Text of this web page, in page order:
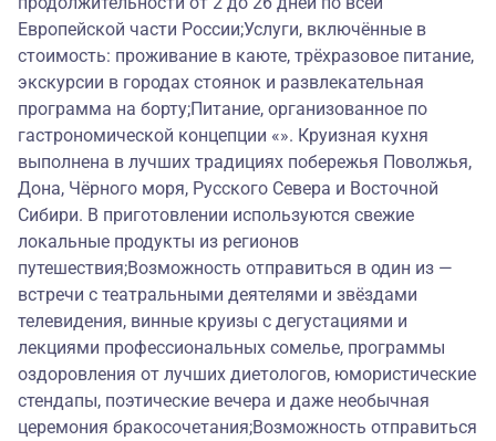
Европейской части России;Услуги, включённые в
стоимость: проживание в каюте, трёхразовое питание,
экскурсии в городах стоянок и развлекательная
программа на борту;Питание, организованное по
гастрономической концепции «». Круизная кухня
выполнена в лучших традициях побережья Поволжья,
Дона, Чёрного моря, Русского Севера и Восточной
Сибири. В приготовлении используются свежие
локальные продукты из регионов
путешествия;Возможность отправиться в один из —
встречи с театральными деятелями и звёздами
телевидения, винные круизы с дегустациями и
лекциями профессиональных сомелье, программы
оздоровления от лучших диетологов, юмористические
стендапы, поэтические вечера и даже необычная
церемония бракосочетания;Возможность отправиться